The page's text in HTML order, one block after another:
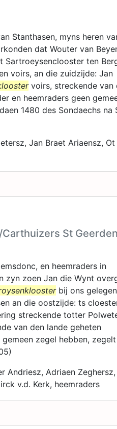
Stanthasen, myns heren
dat Wouter van
Sartroeysenclooster ten
voirs, an die zuidzijde: Jan
voirs, streckende van
en heemraders geen
1480 des Sondaechs na
Jan Braet Ariaensz, Ot
Carthuizers St
en heemraders in
zyn zoen Jan die Wynt
bij ons
an die oostzijde: ts
streckende totter
van den lande geheten
zegel hebben, zegelt
Andriesz, Adriaen
v.d. Kerk, heemraders